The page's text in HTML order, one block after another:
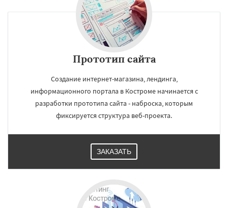
Прототип сайта
Создание интернет-магазина, лендинга,
информационного портала в Костроме начинается с
разработки прототипа сайта - наброска, которым
фиксируется структура веб-проекта.
ЗАКАЗАТЬ